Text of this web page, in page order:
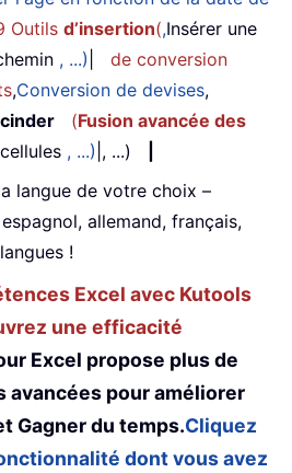
Outils d’insertion(,Insérer une
, ...)
de conversion
,Conversion de devises,
(Fusion avancée des
, ...) |, ...)
langue de votre choix –
allemand, français,
!
Excel avec Kutools
une efficacité
Excel propose plus de
pour améliorer
Gagner du temps.Cliquez
dont vous avez